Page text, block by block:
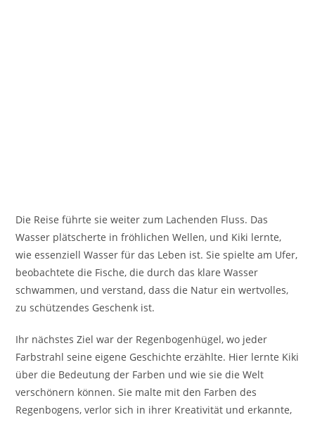
Die Reise führte sie weiter zum Lachenden Fluss. Das
Wasser plätscherte in fröhlichen Wellen, und Kiki lernte,
wie essenziell Wasser für das Leben ist. Sie spielte am Ufer,
beobachtete die Fische, die durch das klare Wasser
schwammen, und verstand, dass die Natur ein wertvolles,
zu schützendes Geschenk ist.
Ihr nächstes Ziel war der Regenbogenhügel, wo jeder
Farbstrahl seine eigene Geschichte erzählte. Hier lernte Kiki
über die Bedeutung der Farben und wie sie die Welt
verschönern können. Sie malte mit den Farben des
Regenbogens, verlor sich in ihrer Kreativität und erkannte,